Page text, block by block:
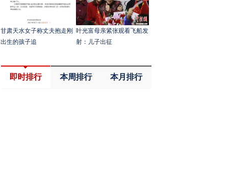
甘肃天水女子称丈夫抱走刚
出生的孩子追
叶光富母亲紧张观看飞船发
射：儿子出征
即时排行 本周排行 本月排行